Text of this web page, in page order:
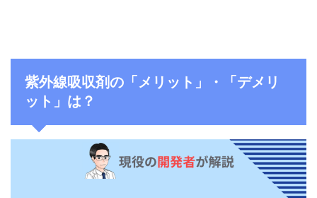
紫外線吸収剤の「メリット」・「デメリ
ット」は？